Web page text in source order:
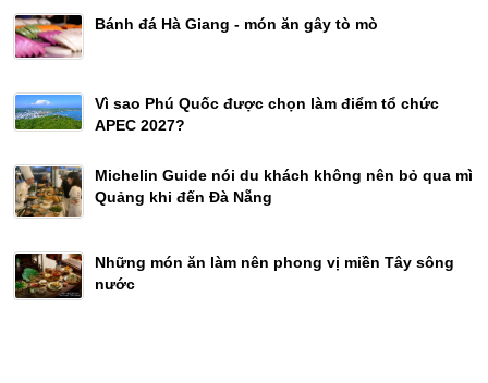
Bánh đá Hà Giang - món ăn gây tò mò
Vì sao Phú Quốc được chọn làm điểm tổ chức
APEC 2027?
Michelin Guide nói du khách không nên bỏ qua mì
Quảng khi đến Đà Nẵng
Những món ăn làm nên phong vị miền Tây sông
nước